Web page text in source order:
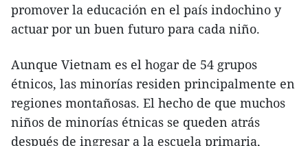
promover la educación en el país indochino y
actuar por un buen futuro para cada niño.
Aunque Vietnam es el hogar de 54 grupos
étnicos, las minorías residen principalmente en
regiones montañosas. El hecho de que muchos
niños de minorías étnicas se queden atrás
después de ingresar a la escuela primaria,